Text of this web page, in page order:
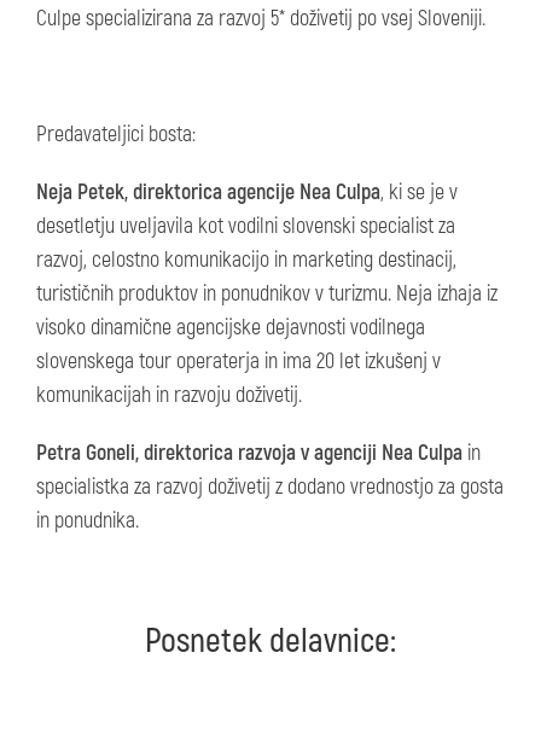
Culpe specializirana za razvoj 5* doživetij po vsej Sloveniji.
Predavateljici bosta:
Neja Petek, direktorica agencije Nea Culpa, ki se je v
desetletju uveljavila kot vodilni slovenski specialist za
razvoj, celostno komunikacijo in marketing destinacij,
turističnih produktov in ponudnikov v turizmu. Neja izhaja iz
visoko dinamične agencijske dejavnosti vodilnega
slovenskega tour operaterja in ima 20 let izkušenj v
komunikacijah in razvoju doživetij.
Petra Goneli, direktorica razvoja v agenciji Nea Culpa in
specialistka za razvoj doživetij z dodano vrednostjo za gosta
in ponudnika.
Posnetek delavnice: